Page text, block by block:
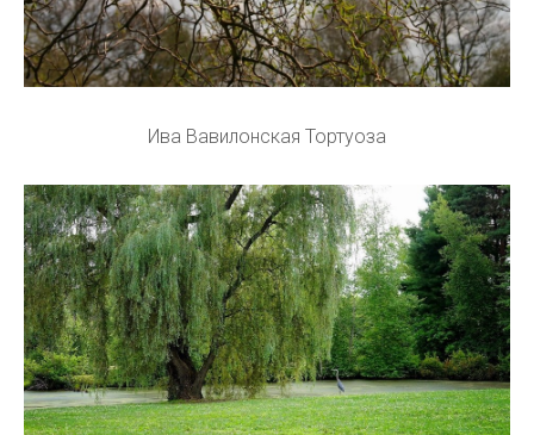
Ива Вавилонская Тортуоза